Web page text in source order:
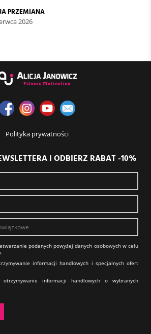
PRZEMIANA
2026
Polityka prywatności
I ODBIERZ RABAT -10%
po­da­nych powyżej danych osobowych w celu
in­for­ma­cji han­dlo­wych i specjalnych ofert
in­for­ma­cji han­dlo­wych o wybranych